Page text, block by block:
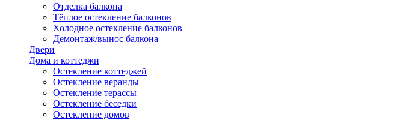
Отделка балкона
Тёплое остекление балконов
Холодное остекление балконов
Демонтаж/вынос балкона
Двери
Дома и коттеджи
Остекление коттеджей
Остекление веранды
Остекление терассы
Остекление беседки
Остекление домов